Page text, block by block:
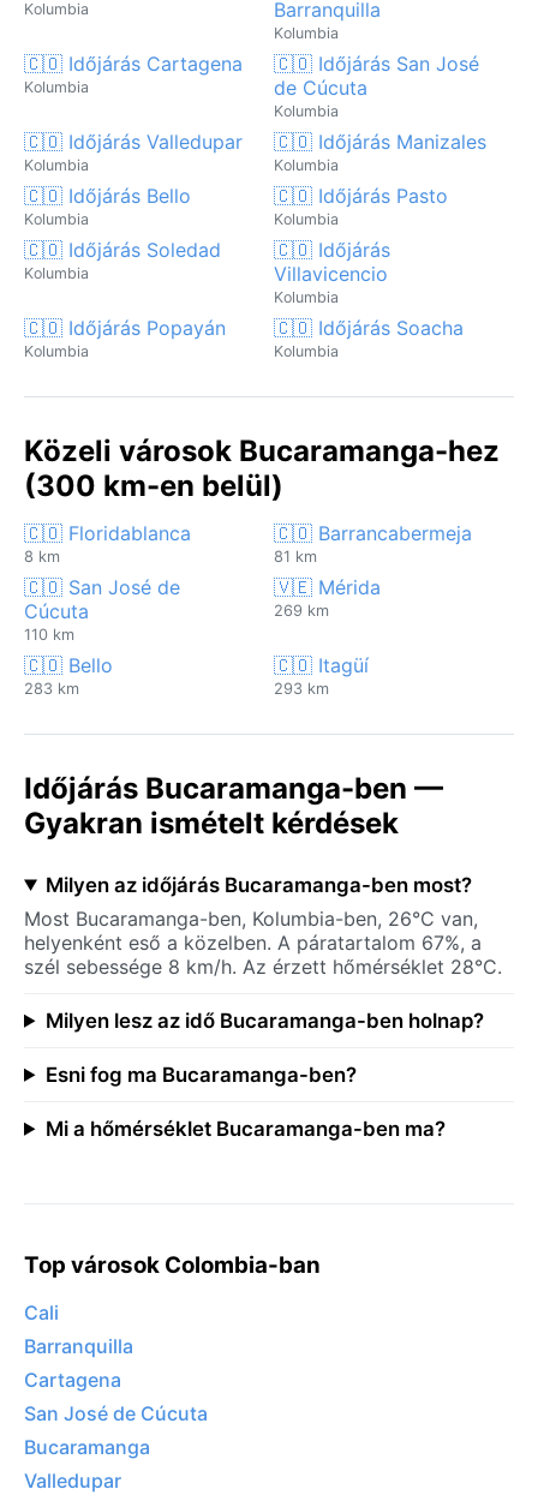
Kolumbia Barranquilla
Kolumbia
🇨🇴 Időjárás Cartagena
Kolumbia
🇨🇴 Időjárás San José
de Cúcuta
Kolumbia
🇨🇴 Időjárás Valledupar
Kolumbia
🇨🇴 Időjárás Manizales
Kolumbia
🇨🇴 Időjárás Bello
Kolumbia
🇨🇴 Időjárás Pasto
Kolumbia
🇨🇴 Időjárás Soledad
Kolumbia
🇨🇴 Időjárás
Villavicencio
Kolumbia
🇨🇴 Időjárás Popayán
Kolumbia
🇨🇴 Időjárás Soacha
Kolumbia
Közeli városok Bucaramanga-hez
(300 km-en belül)
🇨🇴 Floridablanca
8 km
🇨🇴 Barrancabermeja
81 km
🇨🇴 San José de
Cúcuta
110 km
🇻🇪 Mérida
269 km
🇨🇴 Bello
283 km
🇨🇴 Itagüí
293 km
Időjárás Bucaramanga-ben —
Gyakran ismételt kérdések
Milyen az időjárás Bucaramanga-ben most?
Most Bucaramanga-ben, Kolumbia-ben, 26°C van,
helyenként eső a közelben. A páratartalom 67%, a
szél sebessége 8 km/h. Az érzett hőmérséklet 28°C.
Milyen lesz az idő Bucaramanga-ben holnap?
Esni fog ma Bucaramanga-ben?
Mi a hőmérséklet Bucaramanga-ben ma?
Top városok Colombia-ban
Cali
Barranquilla
Cartagena
San José de Cúcuta
Bucaramanga
Valledupar